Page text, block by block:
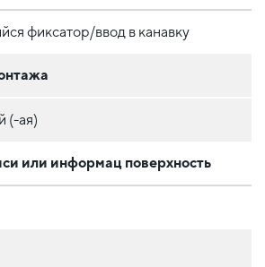
фиксатор/ввод в канавку
(-ая)
или информац поверхность